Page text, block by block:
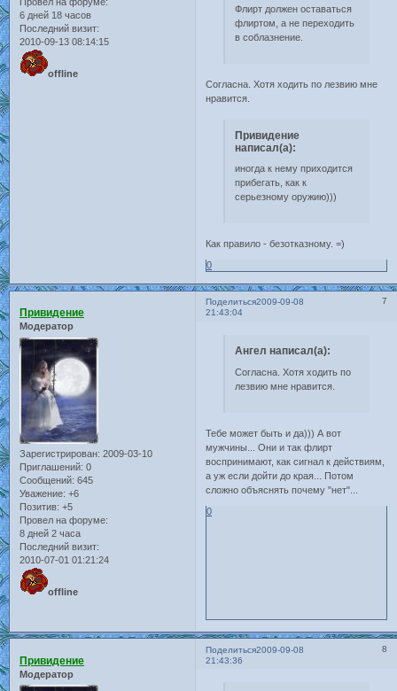
6 дней 18 часов
Последний визит:
2010-09-13 08:14:15
offline
Флирт должен оставаться
флиртом, а не переходить
в соблазнение.
Согласна. Хотя ходить по лезвию мне
нравится.
Привидение
написал(а):
иногда к нему приходится
прибегать, как к
серьезному оружию)))
Как правило - безотказному. =)
0
Поделиться 7
2009-09-08
21:43:04
Привидение
Модератор
Зарегистрирован: 2009-03-10
Приглашений: 0
Сообщений: 645
Уважение: +6
Позитив: +5
Провел на форуме:
8 дней 2 часа
Последний визит:
2010-07-01 01:21:24
offline
Ангел написал(а):
Согласна. Хотя ходить по
лезвию мне нравится.
Тебе может быть и да))) А вот
мужчины... Они и так флирт
воспринимают, как сигнал к действиям,
а уж если дойти до края... Потом
сложно объяснять почему "нет"...
0
Поделиться 8
2009-09-08
21:43:36
Привидение
Модератор